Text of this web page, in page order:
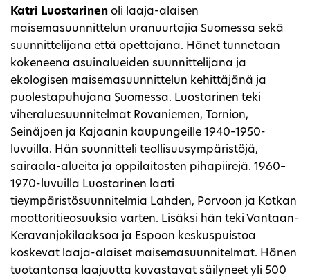
Katri Luostarinen oli laaja-alaisen
maisemasuunnittelun uranuurtajia Suomessa sekä
suunnittelijana että opettajana. Hänet tunnetaan
kokeneena asuinalueiden suunnittelijana ja
ekologisen maisemasuunnittelun kehittäjänä ja
puolestapuhujana Suomessa. Luostarinen teki
viheraluesuunnitelmat Rovaniemen, Tornion,
Seinäjoen ja Kajaanin kaupungeille 1940–1950-
luvuilla. Hän suunnitteli teollisuusympäristöjä,
sairaala-alueita ja oppilaitosten pihapiirejä. 1960–
1970-luvuilla Luostarinen laati
tieympäristösuunnitelmia Lahden, Porvoon ja Kotkan
moottoritieosuuksia varten. Lisäksi hän teki Vantaan-
Keravanjokilaaksoa ja Espoon keskuspuistoa
koskevat laaja-alaiset maisemasuunnitelmat. Hänen
tuotantonsa laajuutta kuvastavat säilyneet yli 500